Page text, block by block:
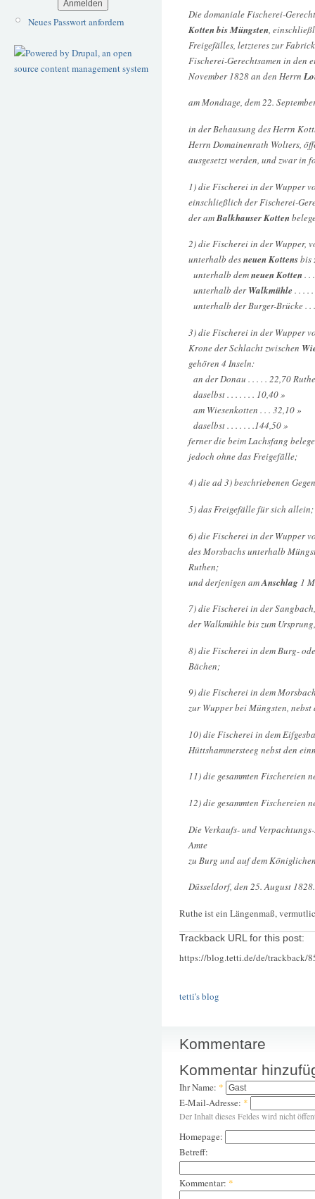
Neues Passwort anfordern
Die domaniale Fischerei-
Kotten bis Müngsten,
Freigefälles, letzteres zur
Fischerei-Gerechtsamen in den
November 1828 an den Herrn
am Mondtage, dem 22.
in der Behausung des Herrn
Herrn Domainenrath Wolters,
ausgesetzt werden, und zwar in
1) die Fischerei in der Wupper
einschließlich der Fischerei-
der amBalkhauser Kotten
2) die Fischerei in der Wupper,
unterhalb desneuen Kottensbis
unterhalb demneuen Kotten. .
unterhalb derWalkmühle . . . .
unterhalb der Burger-Brücke . .
3) die Fischerei in der Wupper
Krone der Schlacht zwischen
gehören 4 Inseln:
an der Donau . . . . . 22,70
daselbst . . . . . . . 10,40 »
am Wiesenkotten . . . 32,10 »
daselbst . . . . . . .144,50 »
ferner die beim Lachsfang
jedoch ohne das Freigefälle;
4) die ad 3) beschriebenen
5) das Freigefälle für sich allein;
6) die Fischerei in der Wupper
des Morsbachs unterhalb
Ruthen;
und derjenigen amAnschlag 1
7) die Fischerei in der
der Walkmühle bis zum
8) die Fischerei in dem Burg-
Bächen;
9) die Fischerei in dem
zur Wupper bei Müngsten,
10) die Fischerei in dem
Hüttshammersteeg nebst den
11) die gesammten Fischereien
12) die gesammten Fischereien
Die Verkaufs- und
Amte
zu Burg und auf dem
Düsseldorf, den 25. August 1828.
Ruthe ist ein Längenmaß,
Trackback URL for this post:
https://blog.tetti.de/de/trackback/
tetti's blog
Kommentare
Kommentar
Ihr Name: *
E-Mail-Adresse: *
Der Inhalt dieses Feldes wird nicht
Homepage:
Betreff:
Kommentar: *